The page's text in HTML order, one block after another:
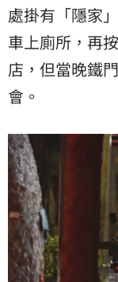
處掛有「隱家
車上廁所，再
店，但當晚鐵
會。